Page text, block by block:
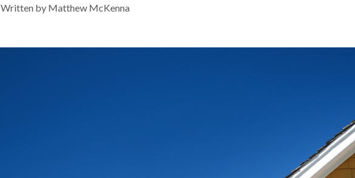
Written by Matthew McKenna